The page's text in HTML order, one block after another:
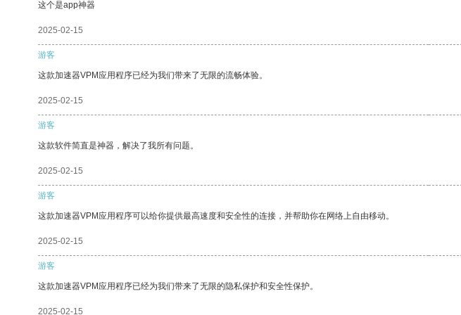
这个是app神器
2025-02-15
游客
这款加速器VPM应用程序已经为我们带来了无限的流畅体验。
2025-02-15
游客
这款软件简直是神器，解决了我所有问题。
2025-02-15
游客
这款加速器VPM应用程序可以给你提供最高速度和安全性的连接，并帮助你在网络上自由移动。
2025-02-15
游客
这款加速器VPM应用程序已经为我们带来了无限的隐私保护和安全性保护。
2025-02-15